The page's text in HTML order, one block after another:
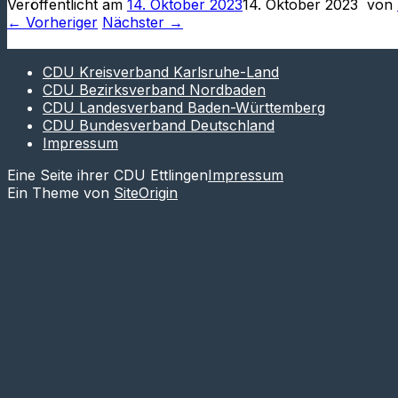
Veröffentlicht am 14. Oktober 202314. Oktober 2023 von
← Vorheriger Nächster →
CDU Kreisverband Karlsruhe-Land
CDU Bezirksverband Nordbaden
CDU Landesverband Baden-Württemberg
CDU Bundesverband Deutschland
Impressum
Eine Seite ihrer CDU EttlingenImpressum
Ein Theme von SiteOrigin